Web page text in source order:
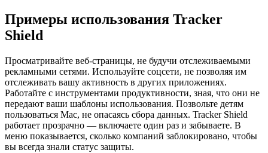
Примеры использования Tracker
Shield
Просматривайте веб-страницы, не будучи отслеживаемыми
рекламными сетями. Используйте соцсети, не позволяя им
отслеживать вашу активность в других приложениях.
Работайте с инструментами продуктивности, зная, что они не
передают ваши шаблоны использования. Позвольте детям
пользоваться Mac, не опасаясь сбора данных. Tracker Shield
работает прозрачно — включаете один раз и забываете. В
меню показывается, сколько компаний заблокировано, чтобы
вы всегда знали статус защиты.